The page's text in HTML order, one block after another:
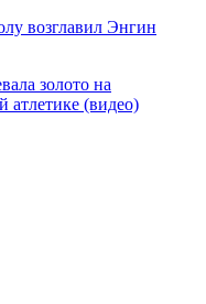
возглавил Энгин
золото на
атлетике (видео)